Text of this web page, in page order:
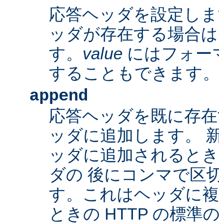
応答ヘッダを設定し
ッダが存在する場合
す。 value にはフォー
することもできます。
append
応答ヘッダを既に存
ッダに追加します。
ッダに追加されると
ダの 後にコンマで区
す。これはヘッダに
ときの HTTP の標準